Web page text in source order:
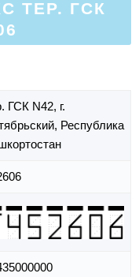
ТЕР. ГСК
ГСК N42, г.
Республика